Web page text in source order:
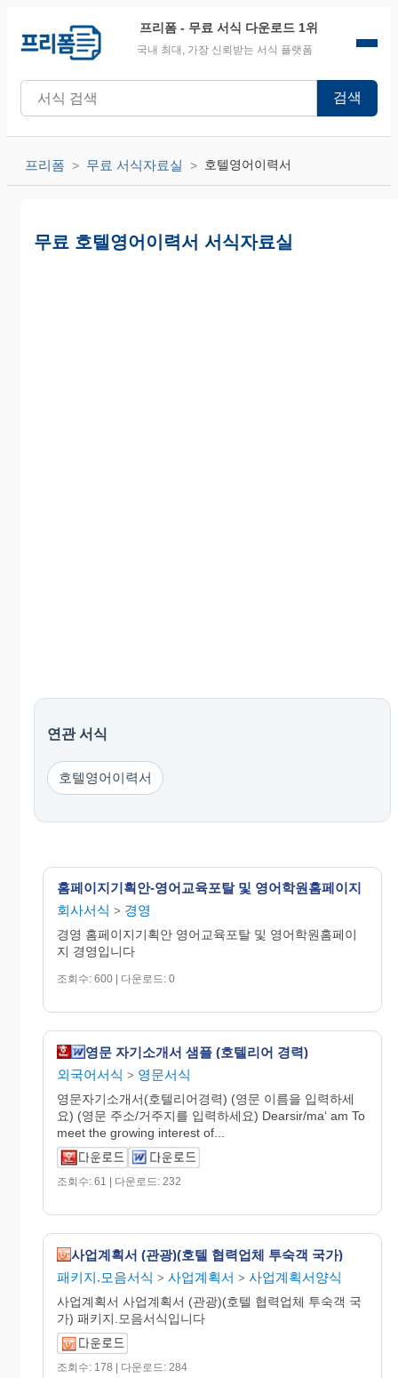
프리폼 - 무료 서식 다운로드 1위
국내 최대, 가장 신뢰받는 서식 플랫폼
검색
프리폼 무료 서식자료실 호텔영어이력서
무료 호텔영어이력서 서식자료실
연관 서식
호텔영어이력서
홈페이지기획안-영어교육포탈 및 영어학원홈페이지
회사서식 > 경영
경영 홈페이지기획안 영어교육포탈 및 영어학원홈페이
지 경영입니다
조회수: 600 | 다운로드: 0
영문 자기소개서 샘플 (호텔리어 경력)
외국어서식 > 영문서식
영문자기소개서(호텔리어경력) (영문 이름을 입력하세
요) (영문 주소/거주지를 입력하세요) Dearsir/ma‘ am To
meet the growing interest of...
조회수: 61 | 다운로드: 232
사업계획서 (관광)(호텔 협력업체 투숙객 국가)
패키지.모음서식 > 사업계획서 > 사업계획서양식
사업계획서 사업계획서 (관광)(호텔 협력업체 투숙객 국
가) 패키지.모음서식입니다
조회수: 178 | 다운로드: 284